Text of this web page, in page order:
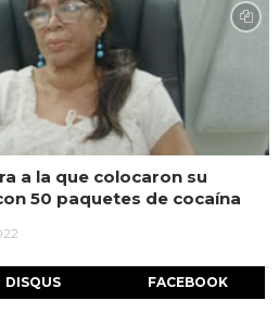
a la que colocaron su
50 paquetes de cocaína
DISQUS FACEBOOK